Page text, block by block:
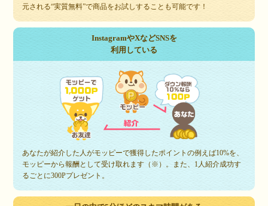
元される“実質無料”で商品をお試しすることも可能です！
InstagramやXなどSNSを
利用している
あなたが紹介した人がモッピーで獲得したポイントの例えば10%を、
モッピーから報酬として受け取れます（※）。また、1人紹介成功す
るごとに300Pプレゼント。